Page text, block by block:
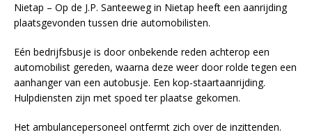
Nietap – Op de J.P. Santeeweg in Nietap heeft een aanrijding
plaatsgevonden tussen drie automobilisten.
Eén bedrijfsbusje is door onbekende reden achterop een
automobilist gereden, waarna deze weer door rolde tegen een
aanhanger van een autobusje. Een kop-staartaanrijding.
Hulpdiensten zijn met spoed ter plaatse gekomen.
Het ambulancepersoneel ontfermt zich over de inzittenden.